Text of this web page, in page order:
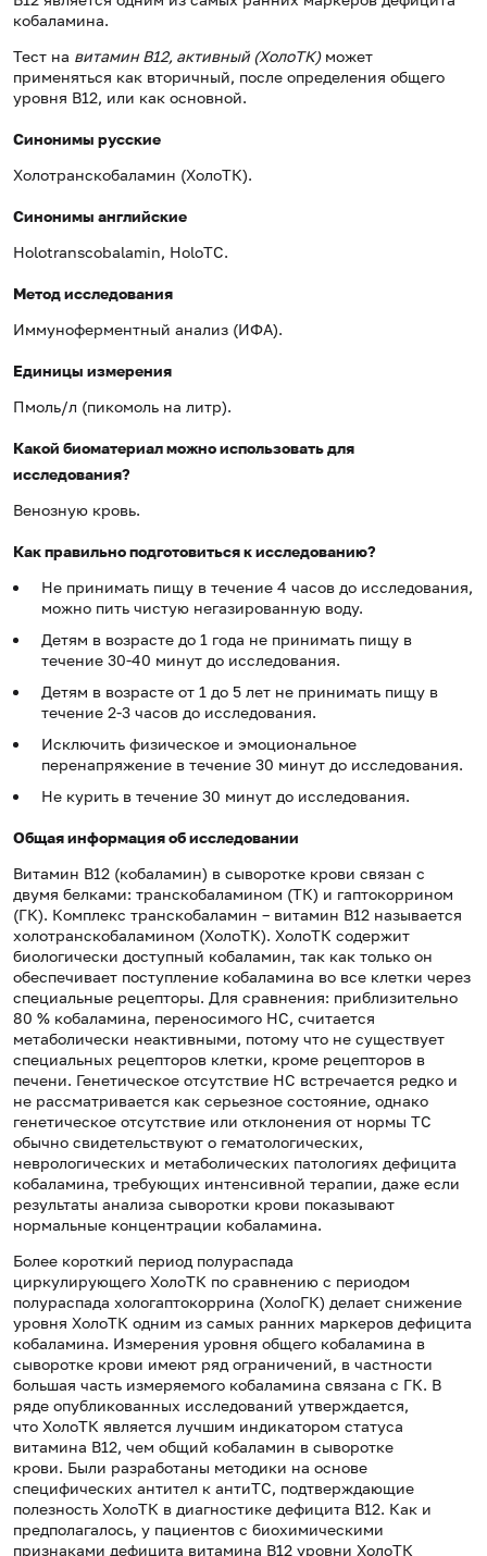
кобаламина.
Тест на витамин В12, активный (ХолоТК)может
применяться как вторичный, после определения общего
уровня B12, или как основной.
Синонимы русские
Холотранскобаламин (ХолоТК).
Синонимы английские
Holotranscobalamin, HoloTC.
Метод исследования
Иммуноферментный анализ (ИФА).
Единицы измерения
Пмоль/л (пикомоль на литр).
Какой биоматериал можно использовать для
исследования?
Венозную кровь.
Как правильно подготовиться к исследованию?
Не принимать пищу в течение 4 часов до исследования,
можно пить чистую негазированную воду.
Детям в возрасте до 1 года не принимать пищу в
течение 30-40 минут до исследования.
Детям в возрасте от 1 до 5 лет не принимать пищу в
течение 2-3 часов до исследования.
Исключить физическое и эмоциональное
перенапряжение в течение 30 минут до исследования.
Не курить в течение 30 минут до исследования.
Общая информация об исследовании
Витамин B12 (кобаламин) в сыворотке крови связан с
двумя белками: транскобаламином (ТК) и гаптокоррином
(ГК). Комплекс транскобаламин – витамин B12 называется
холотранскобаламином (ХолоТК). ХолоТК содержит
биологически доступный кобаламин, так как только он
обеспечивает поступление кобаламина во все клетки через
специальные рецепторы. Для сравнения: приблизительно
80 % кобаламина, переносимого HC, считается
метаболически неактивными, потому что не существует
специальных рецепторов клетки, кроме рецепторов в
печени. Генетическое отсутствие HC встречается редко и
не рассматривается как серьезное состояние, однако
генетическое отсутствие или отклонения от нормы TC
обычно свидетельствуют о гематологических,
неврологических и метаболических патологиях дефицита
кобаламина, требующих интенсивной терапии, даже если
результаты анализа сыворотки крови показывают
нормальные концентрации кобаламина.
Более короткий период полураспада
циркулирующего ХолоТК по сравнению с периодом
полураспада хологаптокоррина (ХолоГК) делает снижение
уровня ХолоТК одним из самых ранних маркеров дефицита
кобаламина. Измерения уровня общего кобаламина в
сыворотке крови имеют ряд ограничений, в частности
большая часть измеряемого кобаламина связана с ГК. В
ряде опубликованных исследований утверждается,
что ХолоТК является лучшим индикатором статуса
витамина B12, чем общий кобаламин в сыворотке
крови. Были разработаны методики на основе
специфических антител к антиTC, подтверждающие
полезность ХолоТК в диагностике дефицита B12. Как и
предполагалось, у пациентов с биохимическими
признаками дефицита витамина B12 уровни ХолоТК